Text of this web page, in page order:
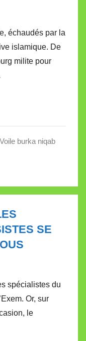
échaudés par la
islamique. De
milite pour
Voile burka niqab
SE
spécialistes du
Or, sur
le